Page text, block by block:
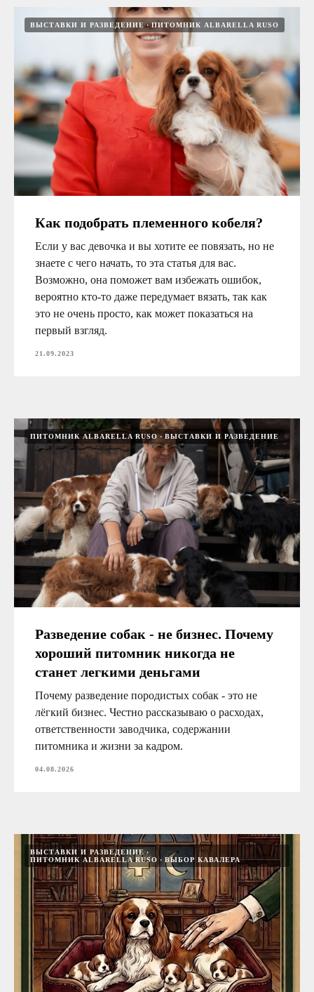
ВЫСТАВКИ И РАЗВЕДЕНИЕ ПИТОМНИК ALBARELLA RUSO
Как подобрать племенного кобеля?
Если у вас девочка и вы хотите ее повязать, но не
знаете с чего начать, то эта статья для вас.
Возможно, она поможет вам избежать ошибок,
вероятно кто-то даже передумает вязать, так как
это не очень просто, как может показаться на
первый взгляд.
21.09.2023
ПИТОМНИК ALBARELLA RUSO ВЫСТАВКИ И РАЗВЕДЕНИЕ
Разведение собак - не бизнес. Почему
хороший питомник никогда не
станет легкими деньгами
Почему разведение породистых собак - это не
лёгкий бизнес. Честно рассказываю о расходах,
ответственности заводчика, содержании
питомника и жизни за кадром.
04.08.2026
ВЫСТАВКИ И РАЗВЕДЕНИЕ
ПИТОМНИК ALBARELLA RUSO
ВЫБОР КАВАЛЕРА